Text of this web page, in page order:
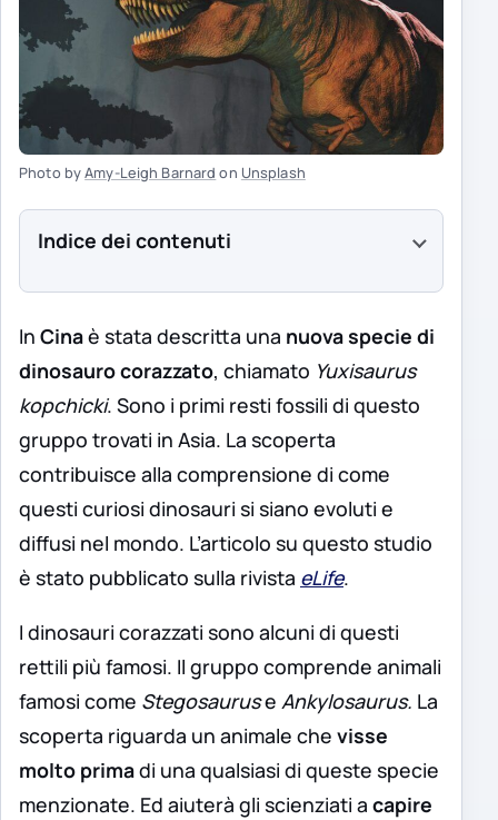
Photo byAmy-Leigh Barnard on Unsplash
Indice dei contenuti
In Cinaè stata descritta una nuova specie di
dinosauro corazzato, chiamato Yuxisaurus
kopchicki. Sono i primi resti fossili di questo
gruppo trovati in Asia. La scoperta
contribuisce alla comprensione di come
questi curiosi dinosauri si siano evoluti e
diffusi nel mondo. L’articolo su questo studio
è stato pubblicato sulla rivista eLife.
I dinosauri corazzati sono alcuni di questi
rettili più famosi. Il gruppo comprende animali
famosi come Stegosauruse Ankylosaurus. La
scoperta riguarda un animale che visse
molto primadi una qualsiasi di queste specie
menzionate. Ed aiuterà gli scienziati a capire